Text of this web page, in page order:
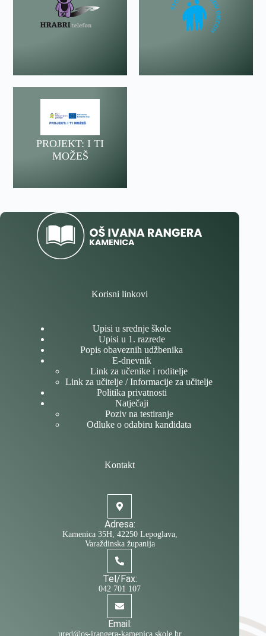
PROJEKT: I TI
MOŽEŠ
Korisni linkovi
Upisi u srednje škole
Upisi u 1. razrede
Popis obaveznih udžbenika
E-dnevnik
Link za učenike i roditelje
Link za učitelje / Informacije za učitelje
Politika privatnosti
Natječaji
Poziv na testiranje
Odluke o odabiru kandidata
Kontakt
Adresa:
Kamenica 35H, 42250 Lepoglava,
Varaždinska županija
Tel/Fax:
042 701 107
Email:
ured@os-irangera-kamenica.skole.hr